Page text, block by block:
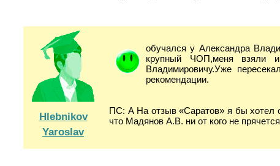
Hlebnikov
Yaroslav
обучался у Александра
крупный ЧОП,меня взяли
Владимировичу.Уже
рекомендации.
ПС: А На отзыв «Саратов» я бы хотел
что Мадянов А.В. ни от кого не